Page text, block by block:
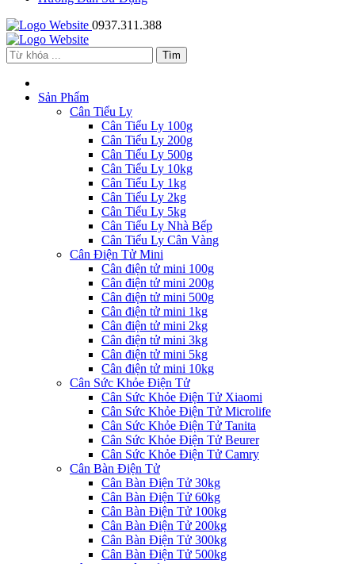
0937.311.388
Sản Phẩm
Cân Tiểu Ly
Cân Tiểu Ly 100g
Cân Tiểu Ly 200g
Cân Tiểu Ly 500g
Cân Tiểu Ly 10kg
Cân Tiểu Ly 1kg
Cân Tiểu Ly 2kg
Cân Tiểu Ly 5kg
Cân Tiểu Ly Nhà Bếp
Cân Tiểu Ly Cân Vàng
Cân Điện Tử Mini
Cân điện tử mini 100g
Cân điện tử mini 200g
Cân điện tử mini 500g
Cân điện tử mini 1kg
Cân điện tử mini 2kg
Cân điện tử mini 3kg
Cân điện tử mini 5kg
Cân điện tử mini 10kg
Cân Sức Khỏe Điện Tử
Cân Sức Khỏe Điện Tử Xiaomi
Cân Sức Khỏe Điện Tử Microlife
Cân Sức Khỏe Điện Tử Tanita
Cân Sức Khỏe Điện Tử Beurer
Cân Sức Khỏe Điện Tử Camry
Cân Bàn Điện Tử
Cân Bàn Điện Tử 30kg
Cân Bàn Điện Tử 60kg
Cân Bàn Điện Tử 100kg
Cân Bàn Điện Tử 200kg
Cân Bàn Điện Tử 300kg
Cân Bàn Điện Tử 500kg